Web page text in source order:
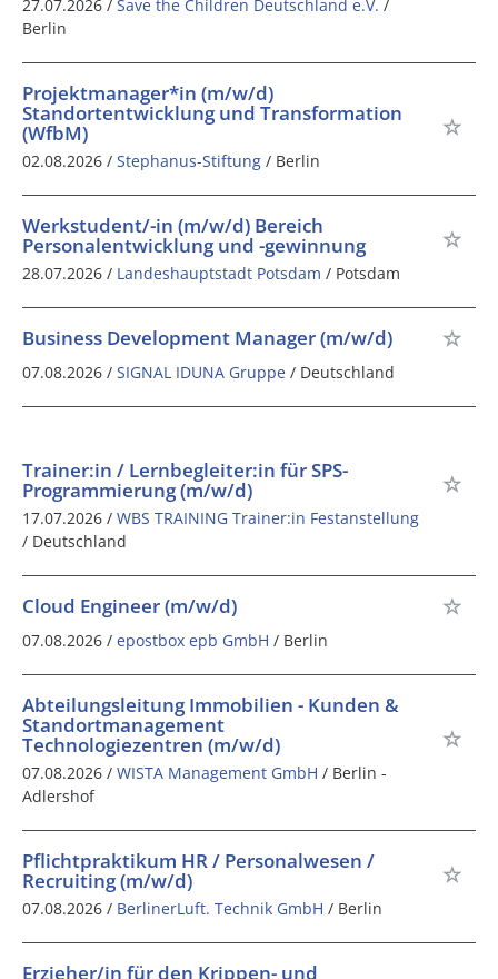
27.07.2026 / Save the Children Deutschland e.V. /
Berlin
Projektmanager*in (m/w/d)
Standortentwicklung und Transformation
(WfbM)
02.08.2026 / Stephanus-Stiftung / Berlin
Werkstudent/-in (m/w/d) Bereich
Personalentwicklung und -gewinnung
28.07.2026 / Landeshauptstadt Potsdam / Potsdam
Business Development Manager (m/w/d)
07.08.2026 / SIGNAL IDUNA Gruppe / Deutschland
Trainer:in / Lernbegleiter:in für SPS-
Programmierung (m/w/d)
17.07.2026 / WBS TRAINING Trainer:in Festanstellung
/ Deutschland
Cloud Engineer (m/w/d)
07.08.2026 / epostbox epb GmbH / Berlin
Abteilungsleitung Immobilien - Kunden &
Standortmanagement
Technologiezentren (m/w/d)
07.08.2026 / WISTA Management GmbH / Berlin -
Adlershof
Pflichtpraktikum HR / Personalwesen /
Recruiting (m/w/d)
07.08.2026 / BerlinerLuft. Technik GmbH / Berlin
Erzieher/in für den Krippen- und